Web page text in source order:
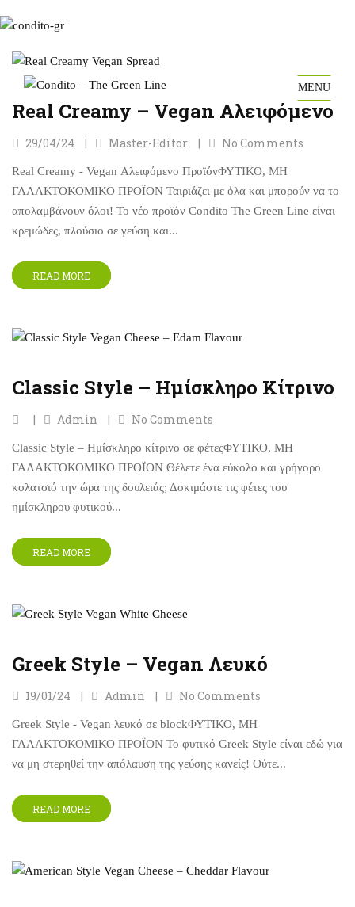
MENU
Real Creamy – Vegan Αλειφόμενο
29/04/24 Master-Editor No Comments
Real Creamy - Vegan Αλειφόμενο ΠροϊόνΦΥΤΙΚΟ, ΜΗ
ΓΑΛΑΚΤΟΚΟΜΙΚΟ ΠΡΟΪΟΝ Ταιριάζει με όλα και μπορούν να το
απολαμβάνουν όλοι! Το νέο προϊόν Condito The Green Line είναι
κρεμώδες, πλούσιο σε γεύση και...
READ MORE
Classic Style – Ημίσκληρο Κίτρινο
Admin No Comments
Classic Style – Ημίσκληρο κίτρινο σε φέτεςΦΥΤΙΚΟ, ΜΗ
ΓΑΛΑΚΤΟΚΟΜΙΚΟ ΠΡΟΪΟΝ Θέλετε ένα εύκολο και γρήγορο
κολατσιό την ώρα της δουλειάς; Δοκιμάστε τις φέτες του
ημίσκληρου φυτικού...
READ MORE
Greek Style – Vegan Λευκό
19/01/24 Admin No Comments
Greek Style - Vegan λευκό σε blockΦΥΤΙΚΟ, ΜΗ
ΓΑΛΑΚΤΟΚΟΜΙΚΟ ΠΡΟΪΟΝ Το φυτικό Greek Style είναι εδώ για
να μη στερηθεί την απόλαυση της γεύσης κανείς! Ούτε...
READ MORE